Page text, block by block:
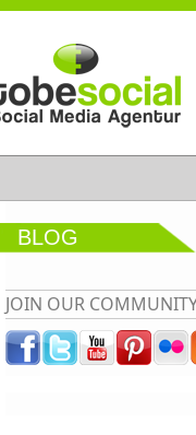
BLOG
JOIN OUR